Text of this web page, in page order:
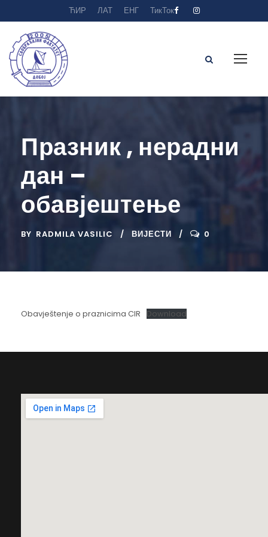
ЋИР ЛАТ ЕНГ ТикТок
Празник , нерадни
дан –
обавјештење
BY RADMILA VASILIC ВИЈЕСТИ 0
Obavještenje o praznicima CIR Download